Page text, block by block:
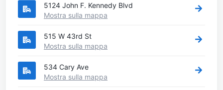
5124 John F. Kennedy Blvd
Mostra sulla mappa
515 W 43rd St
Mostra sulla mappa
534 Cary Ave
Mostra sulla mappa